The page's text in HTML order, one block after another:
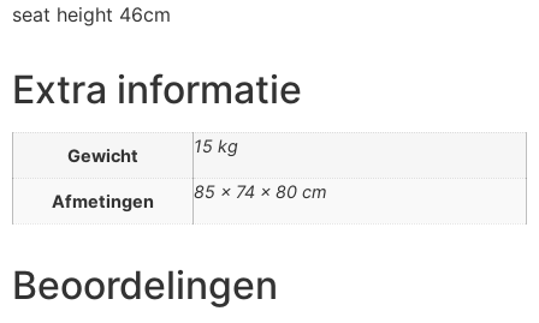
seat height 46cm
Extra informatie
Gewicht 15 kg
Afmetingen 85 × 74 × 80 cm
Beoordelingen